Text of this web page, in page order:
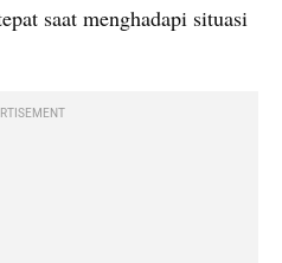
saat menghadapi situasi